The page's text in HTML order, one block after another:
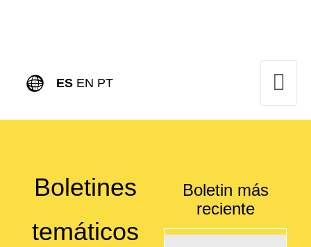
ES EN PT
Boletines
temáticos
Boletin más
reciente